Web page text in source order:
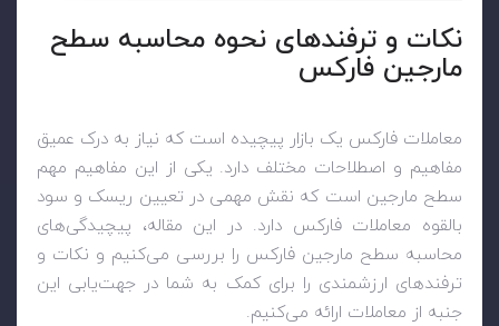
نکات و ترفندهای نحوه محاسبه سطح
مارجین فارکس
معاملات فارکس یک بازار پیچیده است که نیاز به درک عمیق
مفاهیم و اصطلاحات مختلف دارد. یکی از این مفاهیم مهم
سطح مارجین است که نقش مهمی در تعیین ریسک و سود
بالقوه معاملات فارکس دارد. در این مقاله، پیچیدگی‌های
محاسبه سطح مارجین فارکس را بررسی می‌کنیم و نکات و
ترفندهای ارزشمندی را برای کمک به شما در جهت‌یابی این
جنبه از معاملات ارائه می‌کنیم.